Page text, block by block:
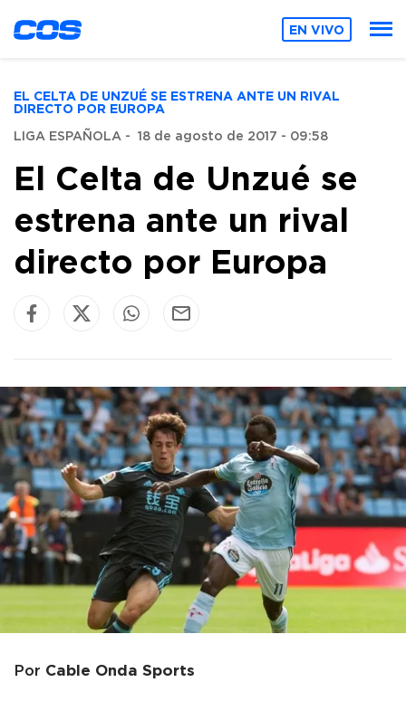
EN VIVO
EL CELTA DE UNZUÉ SE ESTRENA ANTE UN RIVAL
DIRECTO POR EUROPA
LIGA ESPAÑOLA - 18 de agosto de 2017 - 09:58
El Celta de Unzué se
estrena ante un rival
directo por Europa
Por Cable Onda Sports